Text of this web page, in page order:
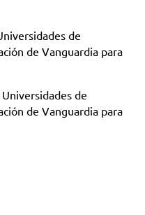
de
de Vanguardia para
de
de Vanguardia para